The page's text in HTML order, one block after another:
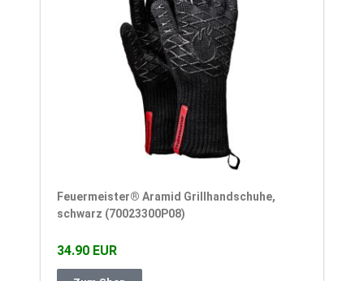
Feuermeister® Aramid Grillhandschuhe,
schwarz (70023300P08)
34.90 EUR